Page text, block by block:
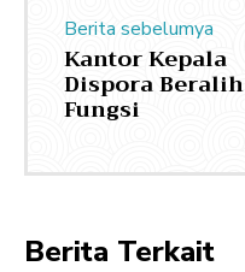
Berita sebelumya
Kantor Kepala
Dispora Beralih
Fungsi
Berita Terkait